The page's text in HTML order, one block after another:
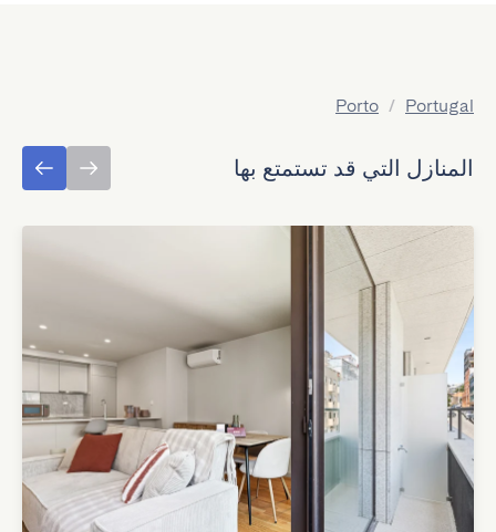
Portugal
/
Porto
المنازل التي قد تستمتع بها